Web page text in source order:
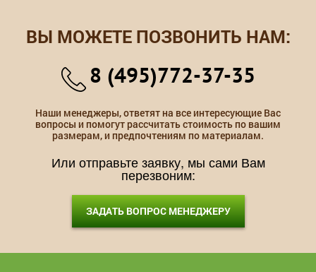
ВЫ МОЖЕТЕ ПОЗВОНИТЬ НАМ:
8 (495)772-37-35
Наши менеджеры, ответят на все интересующие Вас
вопросы и помогут рассчитать стоимость по вашим
размерам, и предпочтениям по материалам.
Или отправьте заявку, мы сами Вам
перезвоним:
ЗАДАТЬ ВОПРОС МЕНЕДЖЕРУ